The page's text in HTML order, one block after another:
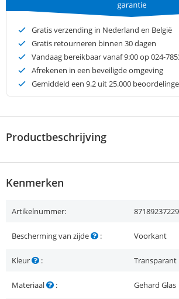
Gratis verzending in Nederland en België
Gratis retourneren binnen 30 dagen
Vandaag bereikbaar vanaf 9:00 op 024-
Afrekenen in een beveiligde omgeving
Gemiddeld een 9.2 uit 25.000
Productbeschrijving
Kenmerken
Artikelnummer:
Bescherming van zijde : Voorkant
Kleur : Transparant
Materiaal : Gehard Glas